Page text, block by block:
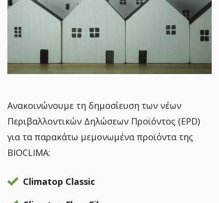
Ανακοινώνουμε τη δημοσίευση των νέων
Περιβαλλοντικών Δηλώσεων Προϊόντος (EPD)
για τα παρακάτω μεμονωμένα προϊόντα της
BIOCLIMA:
Climatop Classic